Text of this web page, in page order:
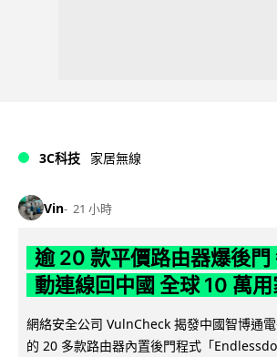
3C科技 家居無線
Vin 21 小時
逾 20 款平價路由器爆後門
動連線回中國 全球 10 萬
網絡安全公司 VulnCheck 揭發中國智博通
的 20 多款路由器內置後門程式「